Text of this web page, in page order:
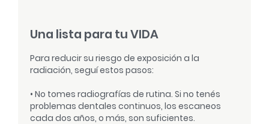
Una lista para tu VIDA
Para reducir su riesgo de exposición a la
radiación, seguí estos pasos:
• No tomes radiografías de rutina. Si no tenés
problemas dentales continuos, los escaneos
cada dos años, o más, son suficientes.